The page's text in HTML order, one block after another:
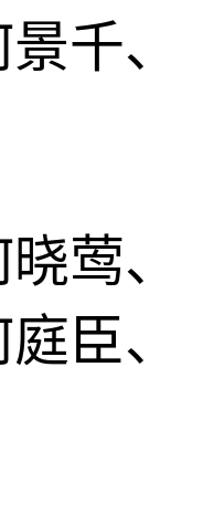
千、
莺、
臣、